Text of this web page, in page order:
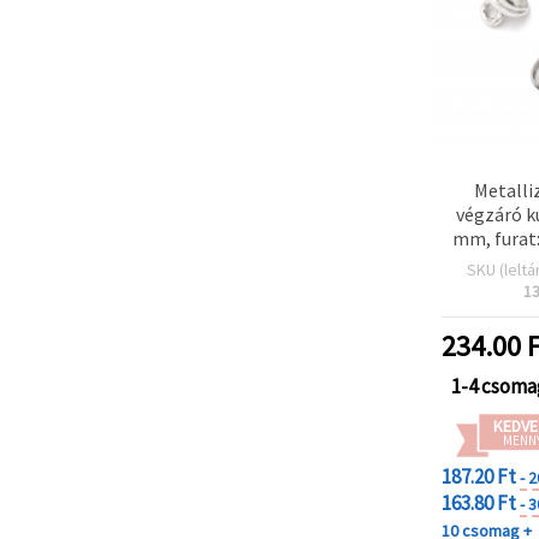
végzáró
mm,
SKU
234.00
1-4
187.20 Ft-
163.80 Ft-
10 csomag +